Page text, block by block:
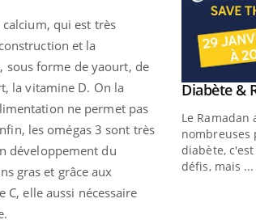
qui est très
et la
sous forme de yaourt, de
la vitamine D. On la
ne permet pas
les omégas 3 sont très
développement du
gras et grâce aux
elle aussi nécessaire
des Mains : se
l’été !Youtube
et avec lui, un tout nouveau
! Vacances, plage, piscine,
en plein air… Nos mains
Youtube
Diabète &
Le Ramadan
nombreuses
diabète,
défis, mais ...